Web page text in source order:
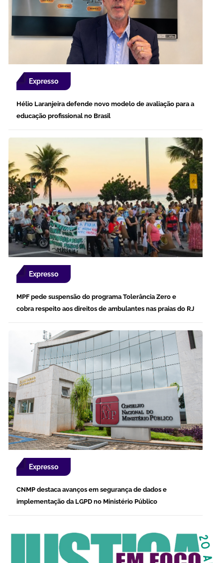
Expresso
Hélio Laranjeira defende novo modelo de avaliação para a
educação profissional no Brasil
Expresso
MPF pede suspensão do programa Tolerância Zero e
cobra respeito aos direitos de ambulantes nas praias do RJ
Expresso
CNMP destaca avanços em segurança de dados e
implementação da LGPD no Ministério Público